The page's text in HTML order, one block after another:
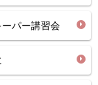
パー講習会